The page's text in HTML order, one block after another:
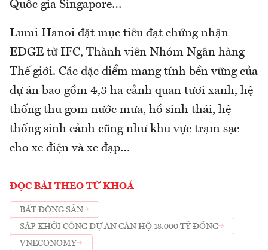
Quốc gia Singapore…
Lumi Hanoi đặt mục tiêu đạt chứng nhận
EDGE từ IFC, Thành viên Nhóm Ngân hàng
Thế giới. Các đặc điểm mang tính bền vững của
dự án bao gồm 4,3 ha cảnh quan tươi xanh, hệ
thống thu gom nước mưa, hồ sinh thái, hệ
thống sinh cảnh cũng như khu vực trạm sạc
cho xe điện và xe đạp…
ĐỌC BÀI THEO TỪ KHOÁ
BẤT ĐỘNG SẢN
SẮP KHỞI CÔNG DỰ ÁN CĂN HỘ 18.000 TỶ ĐỒNG
VNECONOMY